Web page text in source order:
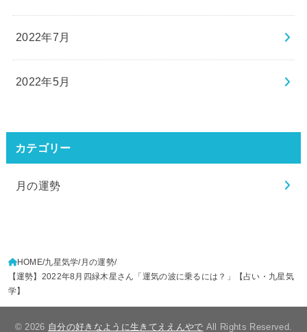
2022年7月
2022年5月
カテゴリー
月の運勢
HOME 九星気学 月の運勢
【運勢】2022年8月四緑木星さん「運気の波に乗るには？」【占い・九星気
学】
© 2026 自分の好きなように生きてええんやで All Rights Reserved.